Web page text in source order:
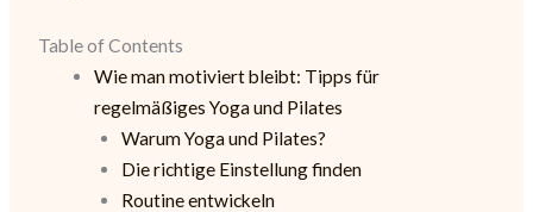
Table of Contents
Wie man motiviert bleibt: Tipps für
regelmäßiges Yoga und Pilates
Warum Yoga und Pilates?
Die richtige Einstellung finden
Routine entwickeln